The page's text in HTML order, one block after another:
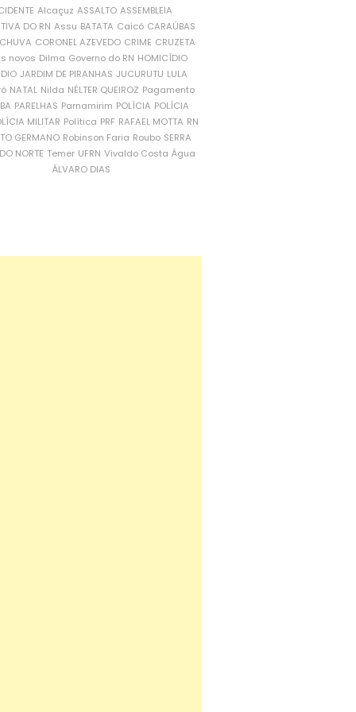
Alcaçuz ASSALTO ASSEMBLEIA
DO RN Assu BATATA Caicó CARAÚBAS
CORONEL AZEVEDO CRIME CRUZETA
novos Dilma Governo do RN HOMICÍDIO
JARDIM DE PIRANHAS JUCURUTU LULA
NATAL Nilda NÉLTER QUEIROZ Pagamento
PARELHAS Parnamirim POLÍCIA POLÍCIA
MILITAR Política PRF RAFAEL MOTTA RN
GERMANO Robinson Faria Roubo SERRA
NORTE Temer UFRN Vivaldo Costa Água
ÁLVARO DIAS